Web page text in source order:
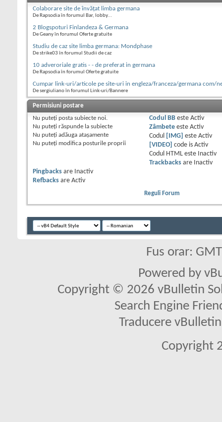
Colaborare site de învățat limba germana
De Rapsodia în forumul Bar, lobby...
2 Blogspoturi Finlandeza & Germana
De Geany în forumul Oferte gratuite
Studiu de caz site limba germana: Mondphase
De strike03 în forumul Studii de caz
10 adveroriale gratis - - de preferat in germana
De Rapsodia în forumul Oferte gratuite
Cumpar link-uri/articole pe site-uri in engleza/franceza/germana com/
De sergiuliano în forumul Link-uri/Bannere
Permisiuni postare
Nu puteţi posta subiecte noi.
Nu puteţi răspunde la subiecte
Nu puteţi adăuga ataşamente
Nu puteţi modifica posturile proprii
Codul BBeste Activ
Zâmbeteeste Activ
Codul
[IMG] este Activ
[VIDEO]
code is Activ
Codul HTML este
Inactiv
Trackbacksare
Inactiv
Pingbacks are
Inactiv
Refbacks are Activ
Reguli Forum
Fus orar:
Powered by
Copyright © 2026 vBulletin
Search Engine
Traducere
Copyright